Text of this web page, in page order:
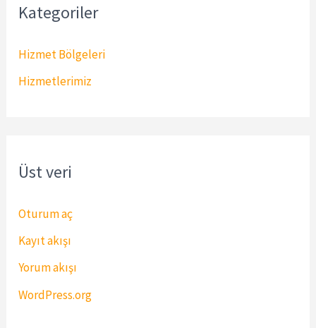
Kategoriler
Hizmet Bölgeleri
Hizmetlerimiz
Üst veri
Oturum aç
Kayıt akışı
Yorum akışı
WordPress.org